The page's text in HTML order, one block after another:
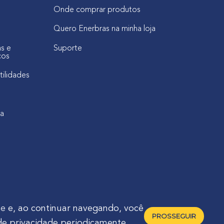
e
Onde comprar produtos
Quero Enerbras na minha loja
Suporte
e, ao continuar navegando, você
PROSSEGUIR